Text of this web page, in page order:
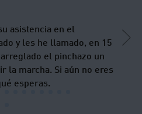
asistencia en el
y les he llamado, en 15
el pinchazo un
la marcha. Si aún no eres
esperas.